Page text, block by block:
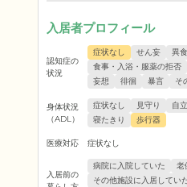
入居者プロフィール
認知症の
状況
症状なし せん妄 異食
食事・入浴・服薬の拒否
妄想
徘徊 暴言 そ
身体状況
（ADL）
症状なし 見守り 自立
寝たきり
歩行器
医療対応 症状なし
入居前の
病院に入院していた
老
その他施設に入居してい